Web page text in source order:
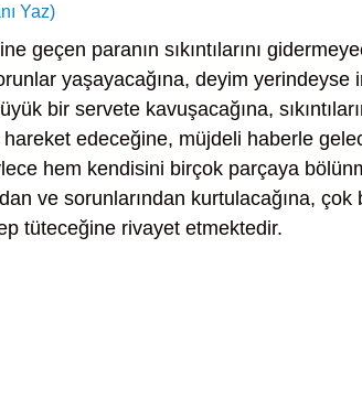
Yaz)
geçen paranın sıkıntılarını
yaşayacağına, deyim yerindeyse
bir servete kavuşacağına,
edeceğine, müjdeli haberle
hem kendisini birçok parçaya
ve sorunlarından kurtulacağına,
tüteceğine rivayet etmektedir.